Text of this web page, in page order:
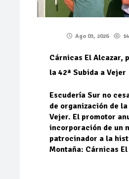
Ago 03, 2026
Cárnicas El Alcazar,
la 42ª Subida a Vejer
Escudería Sur no
de organización de
Vejer. El promotor
incorporación de un
patrocinador a la
Montaña: Cárnicas